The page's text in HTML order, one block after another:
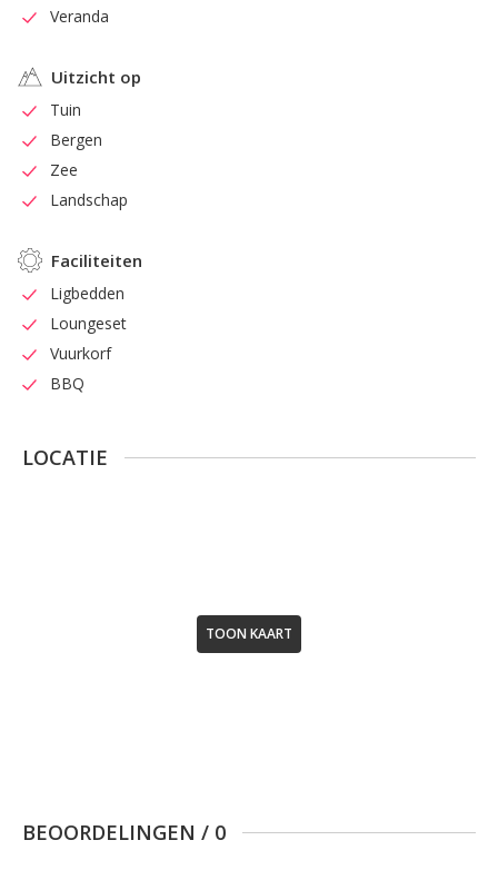
Veranda
Uitzicht op
Tuin
Bergen
Zee
Landschap
Faciliteiten
Ligbedden
Loungeset
Vuurkorf
BBQ
LOCATIE
TOON KAART
BEOORDELINGEN / 0